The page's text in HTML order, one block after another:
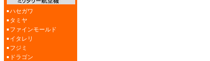
ハセガワ
タミヤ
ファインモールド
イタレリ
フジミ
ドラゴン